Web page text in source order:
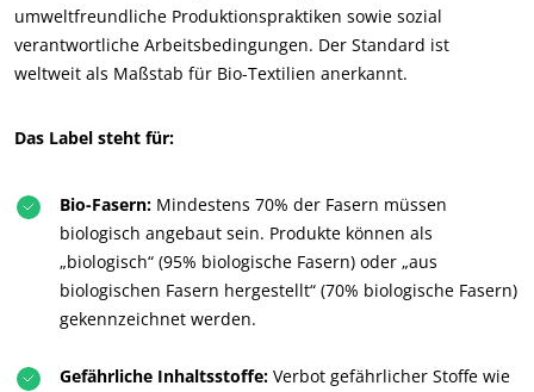
umweltfreundliche Produktionspraktiken sowie sozial
verantwortliche Arbeitsbedingungen. Der Standard ist
weltweit als Maßstab für Bio-Textilien anerkannt.
Das Label steht für:
Bio-Fasern: Mindestens 70% der Fasern müssen
biologisch angebaut sein. Produkte können als
„biologisch“ (95% biologische Fasern) oder „aus
biologischen Fasern hergestellt“ (70% biologische Fasern)
gekennzeichnet werden.
Gefährliche Inhaltsstoffe: Verbot gefährlicher Stoffe wie